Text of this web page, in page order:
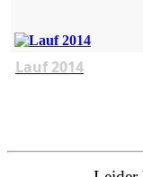
Lauf 2014